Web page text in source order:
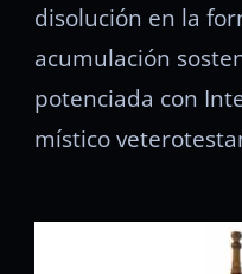
disolución en la
acumulación
potenciada con
místico